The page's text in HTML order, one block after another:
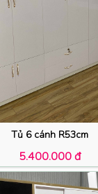
Tủ 6 cánh R53cm
5.400.000 đ